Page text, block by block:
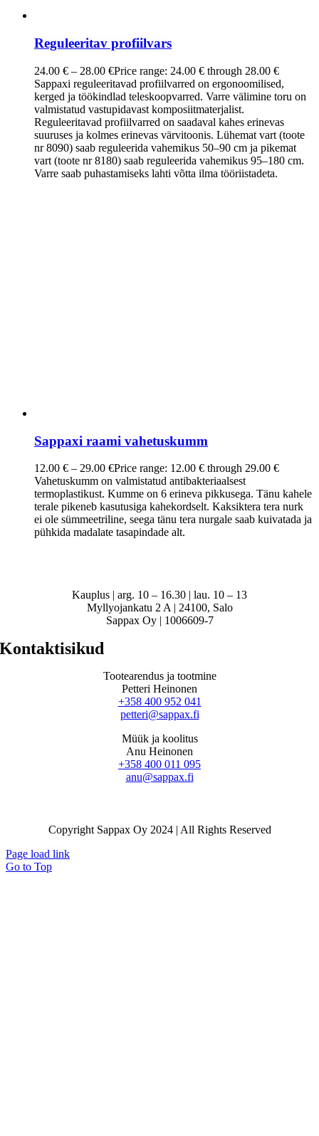
Reguleeritav profiilvars
24.00 € – 28.00 €Price range: 24.00 € through 28.00 €
Sappaxi reguleeritavad profiilvarred on ergonoomilised,
kerged ja töökindlad teleskoopvarred. Varre välimine toru on
valmistatud vastupidavast komposiitmaterjalist.
Reguleeritavad profiilvarred on saadaval kahes erinevas
suuruses ja kolmes erinevas värvitoonis. Lühemat vart (toote
nr 8090) saab reguleerida vahemikus 50–90 cm ja pikemat
vart (toote nr 8180) saab reguleerida vahemikus 95–180 cm.
Varre saab puhastamiseks lahti võtta ilma tööriistadeta.
Sappaxi raami vahetuskumm
12.00 € – 29.00 €Price range: 12.00 € through 29.00 €
Vahetuskumm on valmistatud antibakteriaalsest
termoplastikust. Kumme on 6 erineva pikkusega. Tänu kahele
terale pikeneb kasutusiga kahekordselt. Kaksiktera tera nurk
ei ole sümmeetriline, seega tänu tera nurgale saab kuivatada ja
pühkida madalate tasapindade alt.
Kauplus | arg. 10 – 16.30 | lau. 10 – 13
Myllyojankatu 2 A | 24100, Salo
Sappax Oy | 1006609-7
Kontaktisikud
Tootearendus ja tootmine
Petteri Heinonen
+358 400 952 041
petteri@sappax.fi
Müük ja koolitus
Anu Heinonen
+358 400 011 095
anu@sappax.fi
Copyright Sappax Oy 2024 | All Rights Reserved
Page load link
Go to Top